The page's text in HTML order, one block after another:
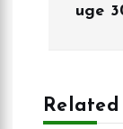
æ
uge
Related